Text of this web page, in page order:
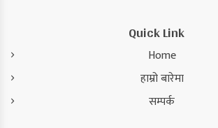
Quick Link
Home
हाम्रो बारेमा
सम्पर्क